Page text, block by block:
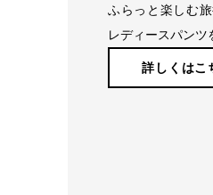
ふらっと楽しむ
レディースパンツ
詳しくはこ